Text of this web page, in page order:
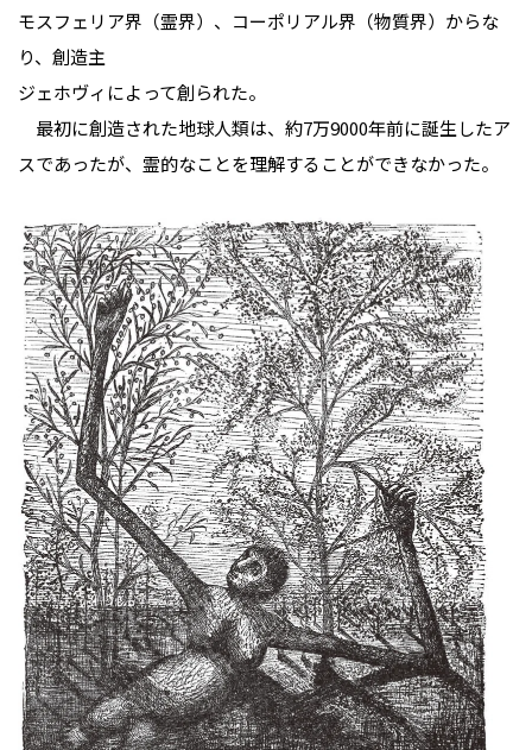
モスフェリア界（霊界）、コーポリアル界（物質界）からな
り、創造主
ジェホヴィによって創られた。
最初に創造された地球人類は、約7万9000年前に誕生したア
スであったが、霊的なことを理解することができなかった。